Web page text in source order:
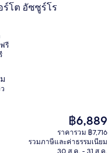
ร์โต อัซซูร์โร
รี
ราคา
ปัจจุบัน
คือ
฿6,889
฿6,889
ราคารวม ฿7,716
รวมภาษีและค่าธรรมเนียม